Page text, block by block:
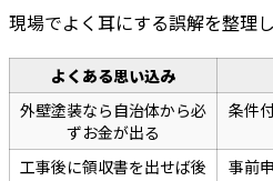
現場でよく耳にする誤解を整理し
よくある思い込み
外壁塗装なら自治体から必
ずお金が出る
条件
工事後に領収書を出せば後
事前